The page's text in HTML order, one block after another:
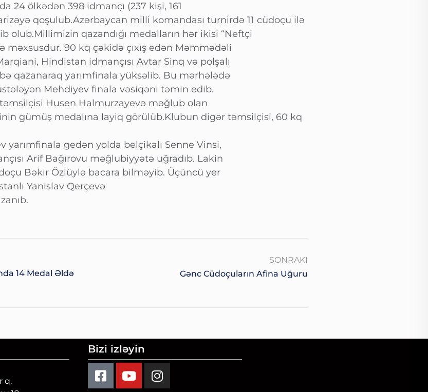
24 ölkədən 398 idmançı (237 kişi, 161
qoşulub.Azərbaycan milli komandası turnirdə 11 cüdoçu ilə
olub.Millimizin qazandığı medalların hər ikisi “Neftçi
90 kq çəkidə çıxış edən Məmmədəli
Hindistan idmançısı Avtar Sinq və polşalı
qazanaraq yarımfinala yüksəlib. Bu mərhələdə
Mehdiyev finala vəsiqəni təmin edib.
Husen Halmurzayevə məğlub olan
gümüş medalına layiq görülüb.Klubun digər təmsilçisi, 60 kq
yarımfinala gedən yolda belçikalı Senne Vinsi,
Arif Bağırovu məğlubiyyətə uğradıb. Lakin
Bəkir Özlüylə bacara bilməyib. Üçüncü yer
Yanislav Qerçevə
14 Medal Əldə
SONRAKI
Gənc Cüdoçuların Afina Uğuru
q.
Bizi izləyin